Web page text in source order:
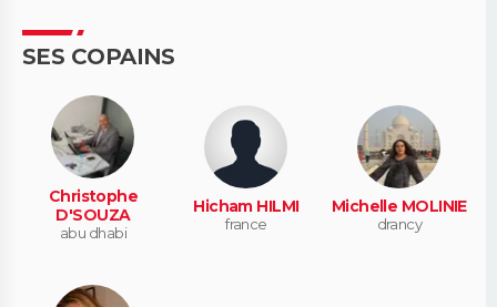
SES COPAINS
Christophe
D'SOUZA
abu dhabi
Hicham HILMI
france
Michelle MOLINIE
drancy